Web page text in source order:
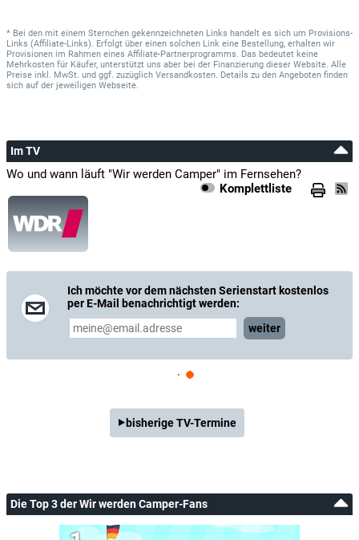
* Bei den mit einem Sternchen gekennzeichneten Links handelt es sich um Provisions-
Links (Affiliate-Links). Erfolgt über einen solchen Link eine Bestellung, erhalten wir
Provisionen im Rahmen eines Affiliate-Partnerprogramms. Das bedeutet keine
Mehrkosten für Käufer, unterstützt uns aber bei der Finanzierung dieser Website. Alle
Preise inkl. MwSt. und ggf. zuzüglich Versandkosten. Details zu den Angeboten finden
sich auf der jeweiligen Webseite.
Im TV
Wo und wann läuft "Wir werden Camper" im Fernsehen?
Komplettliste
Ich möchte vor dem nächsten Serienstart kostenlos
per E-Mail benachrichtigt werden:
weiter
bisherige TV-Termine
Die Top 3 der Wir werden Camper-Fans